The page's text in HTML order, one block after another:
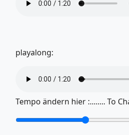
playalong:
Tempo ändern hier :........ To